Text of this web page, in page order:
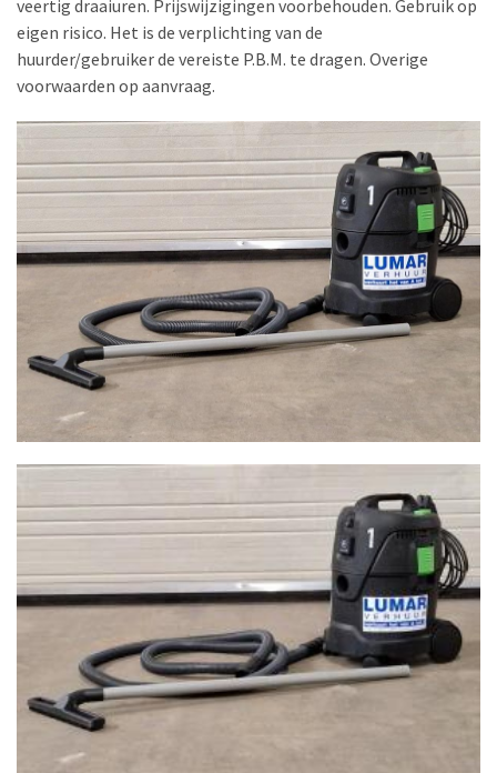
veertig draaiuren. Prijswijzigingen voorbehouden. Gebruik op
eigen risico. Het is de verplichting van de
huurder/gebruiker de vereiste P.B.M. te dragen. Overige
voorwaarden op aanvraag.